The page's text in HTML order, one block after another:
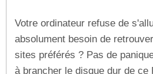
Votre ordinateur refuse de
absolument besoin de
sites préférés ? Pas de
à brancher le disque dur de ce